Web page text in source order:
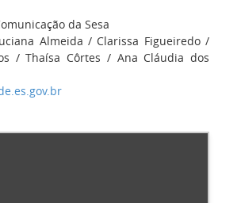
da Sesa
Almeida / Clarissa Figueiredo /
/ Thaísa Côrtes / Ana Cláudia dos